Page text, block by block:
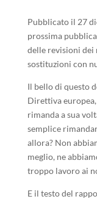
Pubblicato il 27
prossima
delle revisioni dei
sostituzioni con
Il bello di questo
Direttiva
rimanda a sua
semplice
allora? Non
meglio, ne
troppo lavoro ai
E il testo del